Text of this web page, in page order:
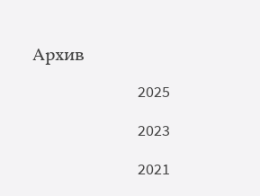
Архив
2025
2023
2021